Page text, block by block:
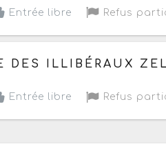
Entrée libre Refus
de 15h à 18h
DES ILLIBÉRAUX
Entrée libre Refus